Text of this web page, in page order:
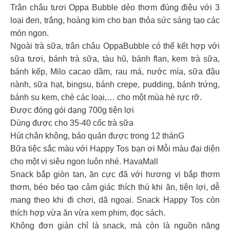
Trân châu tươi Oppa Bubble dẻo thơm đúng điệu với 3
loại đen, trắng, hoàng kim cho bạn thỏa sức sáng tạo các
món ngon.
Ngoài trà sữa, trân châu OppaBubble có thể kết hợp với
sữa tươi, bánh trà sữa, tàu hũ, bánh flan, kem trà sữa,
bánh kếp, Milo cacao dầm, rau má, nước mía, sữa đậu
nành, sữa hạt, bingsu, bánh crepe, pudding, bánh trứng,
bánh su kem, chè các loại,… cho một mùa hè rực rỡ.
Được đóng gói dạng 700g tiện lợi
Dùng được cho 35-40 cốc trà sữa
Hút chân không, bảo quản được trong 12 thánG
Bữa tiệc sắc màu với Happy Tos bạn ơi Mỗi màu đại diện
cho một vị siêu ngon luôn nhé. HavaMall
Snack bắp giòn tan, ăn cực đã với hương vị bắp thơm
thơm, béo béo tạo cảm giác thích thú khi ăn, tiện lợi, dễ
mang theo khi đi chơi, dã ngoại. Snack Happy Tos còn
thích hợp vừa ăn vừa xem phim, đọc sách.
Không đơn giản chỉ là snack, mà còn là nguồn năng